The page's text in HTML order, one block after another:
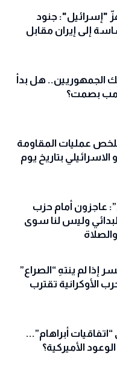
جنود
إلى إيران مقابل
الجمهوريين.. هل بدأ
بصمت؟
عمليات المقاومة
بتاريخ يوم
عاجزون أمام حزب
البدائي وليس لنا سوى
إذا لم ينتهِ “الصراع”
الأوكرانية تقترب
أبراهام”...
الأميركية؟